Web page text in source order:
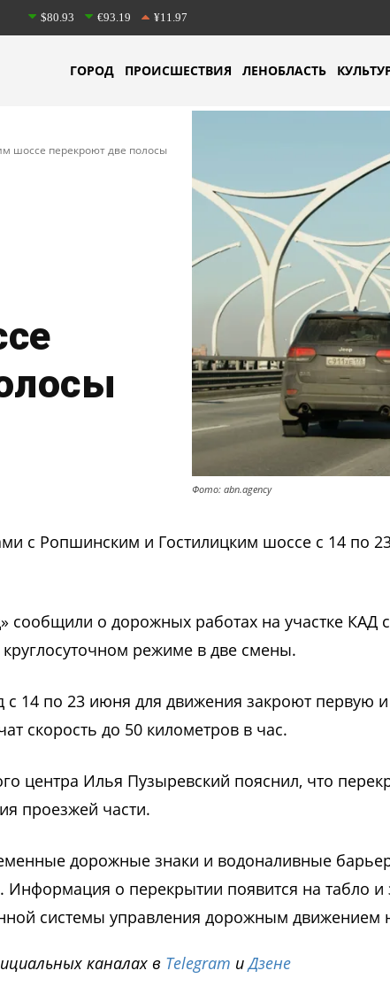
$80.93 €93.19 ¥11.97
ГОРОД ПРОИСШЕСТВИЯ ЛЕНОБЛАСТЬ
шоссе перекроют две полосы
Фото: abn.agency
с Ропшинским и Гостилицким шоссе с 14 по
сообщили о дорожных работах на участке КАД
режиме в две смены.
14 по 23 июня для движения закроют первую и
скорость до 50 километров в час.
центра Илья Пузыревский пояснил, что
проезжей части.
дорожные знаки и водоналивные
о перекрытии появится на табло и
системы управления дорожным движением
каналах в Telegram иДзене